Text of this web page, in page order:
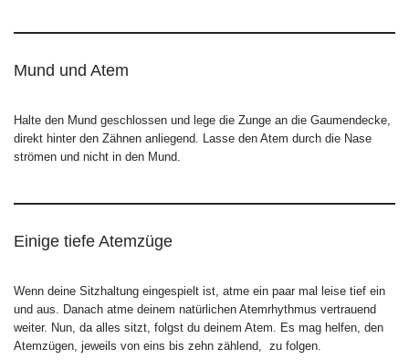
Mund und Atem
Halte den Mund geschlossen und lege die Zunge an die Gaumendecke,
direkt hinter den Zähnen anliegend. Lasse den Atem durch die Nase
strömen und nicht in den Mund.
Einige tiefe Atemzüge
Wenn deine Sitzhaltung eingespielt ist, atme ein paar mal leise tief ein
und aus. Danach atme deinem natürlichen Atemrhythmus vertrauend
weiter. Nun, da alles sitzt, folgst du deinem Atem. Es mag helfen, den
Atemzügen, jeweils von eins bis zehn zählend, zu folgen.